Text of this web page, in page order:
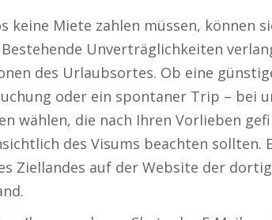
keine Miete zahlen müssen, können
Unverträglichkeiten
des Urlaubsortes. Ob eine
oder ein spontaner Trip – bei
wählen, die nach Ihren Vorlieben
des Visums beachten sollten.
Ziellandes auf der Website der